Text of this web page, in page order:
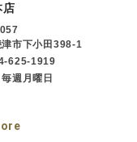
店
津市下小田398-1
625-1919
週月曜日